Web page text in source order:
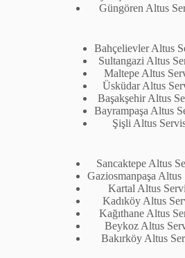
Güngören Altus
Bahçelievler Altus
Sultangazi Altus
Maltepe Altus
Üsküdar Altus
Başakşehir Altus
Bayrampaşa Altus
Şişli Altus
Sancaktepe Altus
Gaziosmanpaşa Altus
Kartal Altus
Kadıköy Altus
Kağıthane Altus
Beykoz Altus
Bakırköy Altus